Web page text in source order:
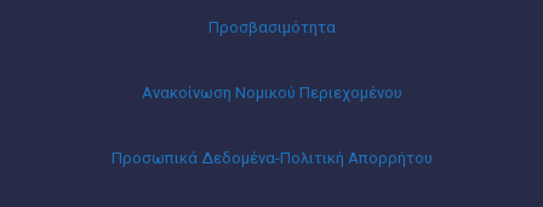
Προσβασιμότητα
Ανακοίνωση Νομικού Περιεχομένου
Προσωπικά Δεδομένα-Πολιτική Απορρήτου